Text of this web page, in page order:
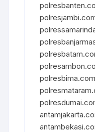
polresbima.com